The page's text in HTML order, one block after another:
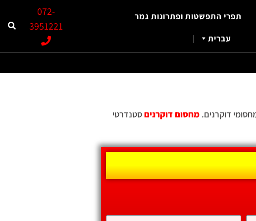
תפרי התפשטות ופתרונות גמר
עברית
072-
3951221
מחסום דוקרניםסטנדרטי